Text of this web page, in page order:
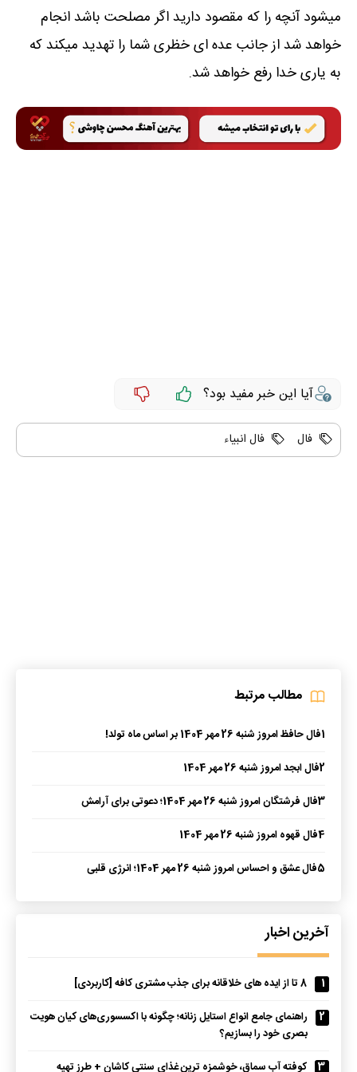
میشود آنچه را که مقصود دارید اگر مصلحت باشد انجام
خواهد شد از جانب عده ای خظری شما را تهدید میکند که
به یاری خدا رفع خواهد شد.
آیا این خبر مفید بود؟
فال فال انبیاء
مطالب مرتبط
1فال حافظ امروز شنبه 26 مهر 1404 بر اساس ماه تولد!
2فال ابجد امروز شنبه 26 مهر 1404
3فال فرشتگان امروز شنبه 26 مهر 1404؛ دعوتی برای آرامش
4فال قهوه امروز شنبه 26 مهر 1404
5فال عشق و احساس امروز شنبه 26 مهر 1404؛ انرژی قلبی
آخرین اخبار
1
8 تا از ایده های خلاقانه برای جذب مشتری کافه [کاربردی]
2
راهنمای جامع انواع استایل زنانه؛ چگونه با اکسسوری‌های کیان هویت
بصری خود را بسازیم؟
3
کوفته آب سماق، خوشمزه ترین غذای سنتی کاشان + طرز تهیه